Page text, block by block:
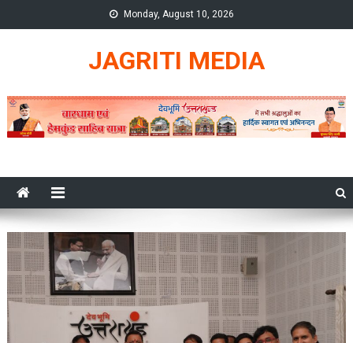
to
Monday, August 10, 2026
JAGRITI MEDIA